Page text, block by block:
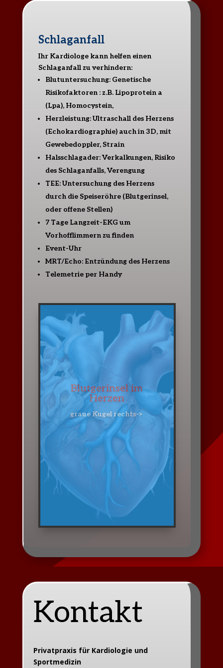
Schlaganfall
Ihr Kardiologe kann helfen einen
Schlaganfall zu verhindern:
Blutuntersuchung: Genetische
Risikofaktoren : z.B. Lipoprotein a
(Lpa), Homocystein,
Herzleistung: Ultraschall des Herzens
(Echokardiographie) auch in 3D, mit
Gewebedoppler, Strain
Halsschlagader: Verkalkungen, Risiko
des Schlaganfalls, Verengung
TEE: Untersuchung des Herzens
durch die Speiseröhre (Blutgerinsel,
oder offene Stellen)
7 Tage Langzeit-EKG um
Vorhofflimmern zu finden
Event-Uhr
MRT/Echo: Entzündung des Herzens
Telemetrie per Handy
Kontakt
Privatpraxis für Kardiologie und
Sportmedizin